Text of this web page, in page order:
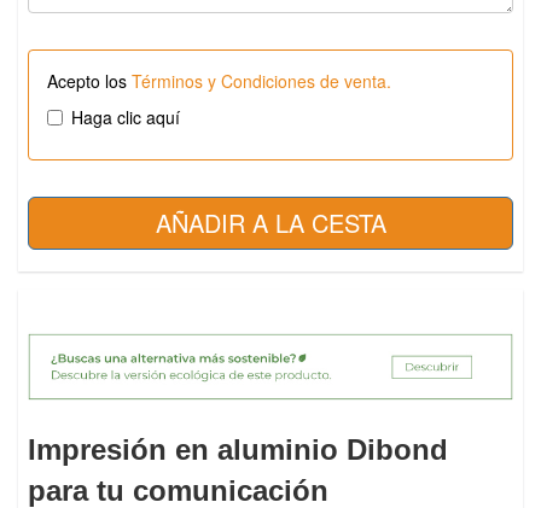
Acepto los Términos y Condiciones de venta.
Haga clic aquí
Impresión en aluminio Dibond
para tu comunicación